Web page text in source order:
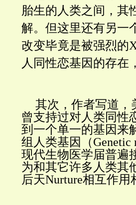
胎生的人类之间，其
解。但这里还有另一
改变毕竟是被强烈的
人同性恋基因的存在
其次，作者写道，
曾支持过对人类同性
到一个单一的基因
组人类基因（
现代生物医学届普遍
为和其它许多人类其
后天Nurture相互作